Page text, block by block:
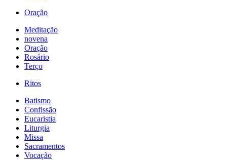
Oração
Meditação
novena
Oração
Rosário
Terço
Ritos
Batismo
Confissão
Eucaristia
Liturgia
Missa
Sacramentos
Vocação